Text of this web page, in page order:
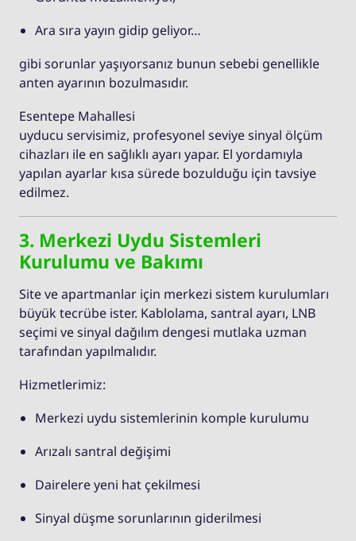
Ara sıra yayın gidip geliyor…
gibi sorunlar yaşıyorsanız bunun sebebi genellikle
anten ayarının bozulmasıdır.
Esentepe Mahallesi
uyducu servisimiz, profesyonel seviye sinyal ölçüm
cihazları ile en sağlıklı ayarı yapar. El yordamıyla
yapılan ayarlar kısa sürede bozulduğu için tavsiye
edilmez.
3. Merkezi Uydu Sistemleri
Kurulumu ve Bakımı
Site ve apartmanlar için merkezi sistem kurulumları
büyük tecrübe ister. Kablolama, santral ayarı, LNB
seçimi ve sinyal dağılım dengesi mutlaka uzman
tarafından yapılmalıdır.
Hizmetlerimiz:
Merkezi uydu sistemlerinin komple kurulumu
Arızalı santral değişimi
Dairelere yeni hat çekilmesi
Sinyal düşme sorunlarının giderilmesi